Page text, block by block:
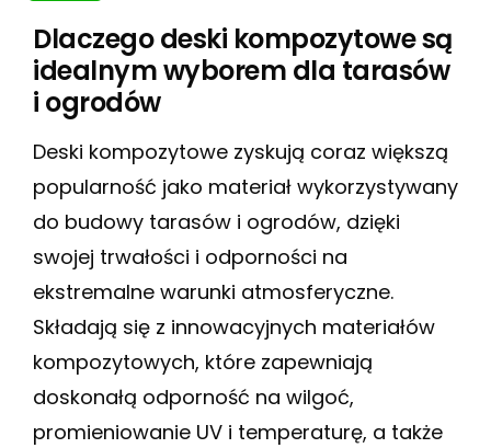
Dlaczego deski kompozytowe są
idealnym wyborem dla tarasów
i ogrodów
Deski kompozytowe zyskują coraz większą
popularność jako materiał wykorzystywany
do budowy tarasów i ogrodów, dzięki
swojej trwałości i odporności na
ekstremalne warunki atmosferyczne.
Składają się z innowacyjnych materiałów
kompozytowych, które zapewniają
doskonałą odporność na wilgoć,
promieniowanie UV i temperaturę, a także